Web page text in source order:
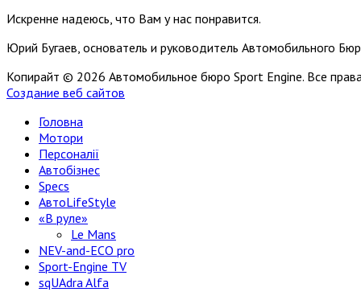
Искренне надеюсь, что Вам у нас понравится.
Юрий Бугаев, основатель и руководитель Автомобильного
Копирайт © 2026 Автомобильное бюро Sport Engine. Все
Создание веб сайтов
Головна
Мотори
Персоналії
Автобізнес
Specs
АвтоLifeStyle
«В руле»
Le Mans
NEV-and-ECO pro
Sport-Engine TV
sqUAdra Alfa